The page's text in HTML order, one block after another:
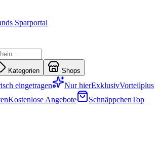
Sparportal
Kategorien Shops
eingetragen Nur hierExklusivVorteilplus
Kostenlose Angebote SchnäppchenTop